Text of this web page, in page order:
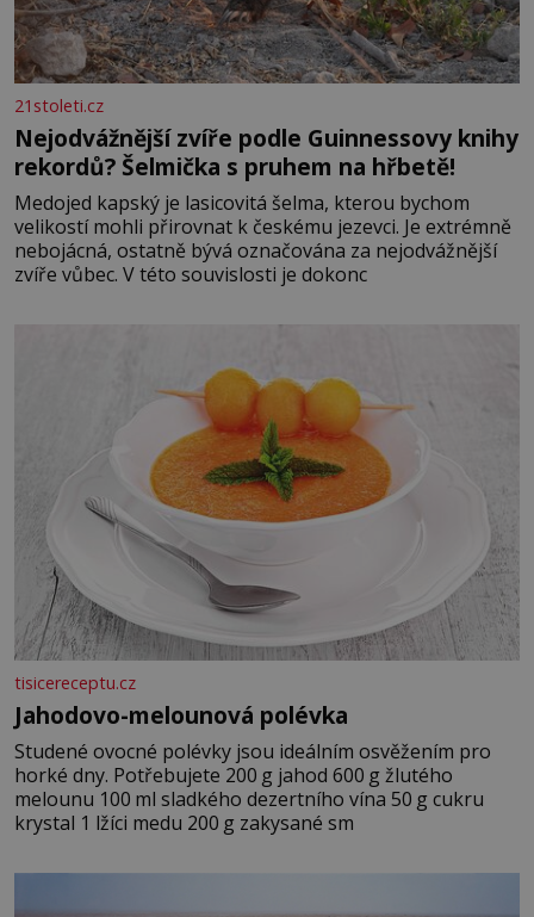
21stoleti.cz
Nejodvážnější zvíře podle Guinnessovy knihy
rekordů? Šelmička s pruhem na hřbetě!
Medojed kapský je lasicovitá šelma, kterou bychom
velikostí mohli přirovnat k českému jezevci. Je extrémně
nebojácná, ostatně bývá označována za nejodvážnější
zvíře vůbec. V této souvislosti je dokonc
tisicereceptu.cz
Jahodovo-melounová polévka
Studené ovocné polévky jsou ideálním osvěžením pro
horké dny. Potřebujete 200 g jahod 600 g žlutého
melounu 100 ml sladkého dezertního vína 50 g cukru
krystal 1 lžíci medu 200 g zakysané sm